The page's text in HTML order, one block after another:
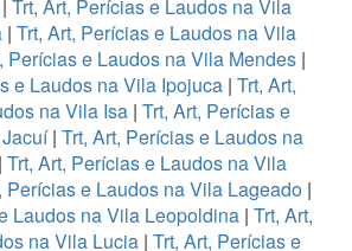
| Trt, Art, Perícias e Laudos na Vila
| Trt, Art, Perícias e Laudos na Vila
Perícias e Laudos na Vila Mendes |
e Laudos na Vila Ipojuca | Trt, Art,
na Vila Isa | Trt, Art, Perícias e
| Trt, Art, Perícias e Laudos na
| Trt, Art, Perícias e Laudos na Vila
Perícias e Laudos na Vila Lageado|
Laudos na Vila Leopoldina | Trt, Art,
na Vila Lucia | Trt, Art, Perícias e